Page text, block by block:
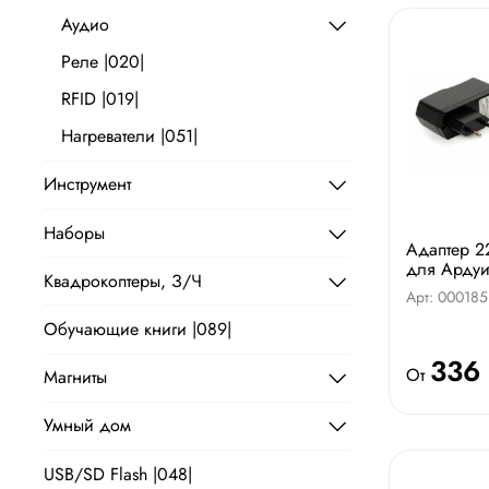
Адаптер
для
Арт: 000185
От
Аудио
Реле |020|
RFID |019|
Нагреватели |051|
Инструмент
Наборы
Квадрокоптеры, З/Ч
Обучающие книги |089|
Магниты
Умный дом
USB/SD Flash |048|